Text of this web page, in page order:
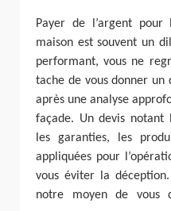
Payer de l’argent pour
maison est souvent un
performant, vous ne
tache de vous donner un
après une analyse
façade. Un devis notant
les garanties, les
appliquées pour
vous éviter la
notre moyen de vous